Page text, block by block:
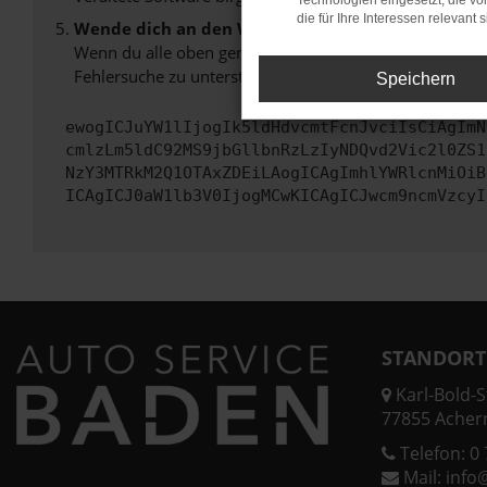
Wende dich an den Webseitenbetreiber.
Wenn du alle oben genannten Schritte versucht hast,
Fehlersuche zu unterstützen:
Karl-Bold-
77855
Telefon: 0
Mail:
die für Ihre Interessen relevant
Speichern